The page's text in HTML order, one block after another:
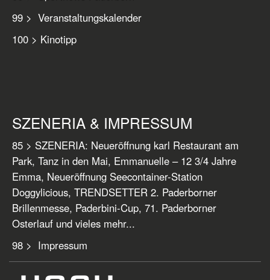
99 > Veranstaltungskalender
100 > Kinotipp
SZENERIA & IMPRESSUM
85 > SZENERIA: Neueröffnung karl Restaurant am
Park, Tanz in den Mai, Emmanuelle – 12 3/4 Jahre
Emma, Neueröffnung Seecontainer-Station
Doggylicious, TRENDSETTER 2. Paderborner
Brillenmesse, Paderbini-Cup, 71. Paderborner
Osterlauf und vieles mehr...
98 > Impressum